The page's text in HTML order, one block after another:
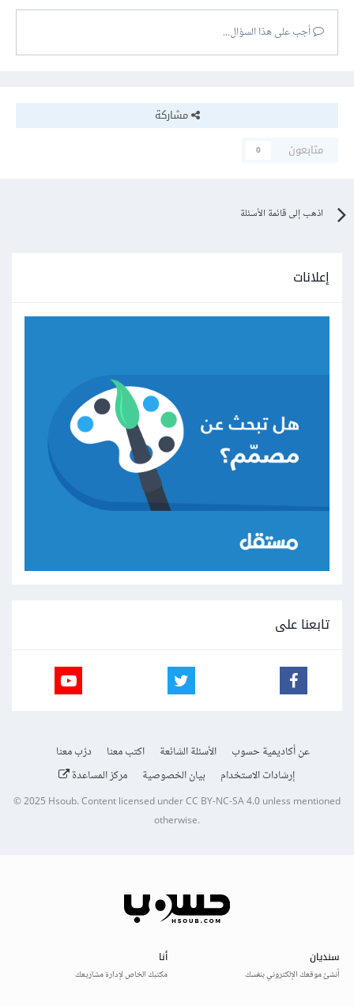
أجب على هذا السؤال...
مشاركة
متابعون
0
اذهب إلى قائمة الأسئلة
إعلانات
تابعنا على
عن أكاديمية حسوب الأسئلة الشائعة اكتب معنا
درّب معنا
إرشادات الاستخدام
بيان الخصوصية مركز المساعدة
© 2025Hsoub.Content licensed underCC BY-NC-SA 4.0unless mentioned
otherwise.